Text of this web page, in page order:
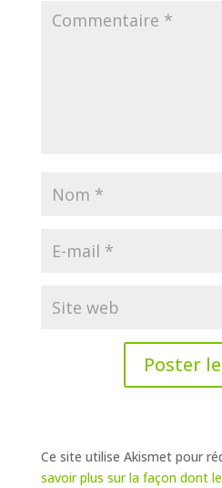
Ce site utilise Akismet pour
savoir plus sur la façon dont